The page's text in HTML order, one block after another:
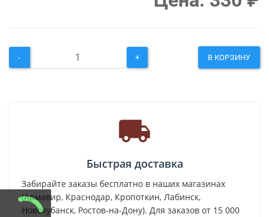
- + В КОРЗИНУ
Быстрая доставка
Забирайте заказы бесплатно в наших магазинах
(Армавир, Краснодар, Кропоткин, Лабинск,
Новокубанск, Ростов-на-Дону). Для заказов от 15 000